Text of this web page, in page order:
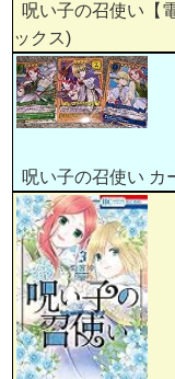
呪い子の召使い【
ックス)
呪い子の召使い カ